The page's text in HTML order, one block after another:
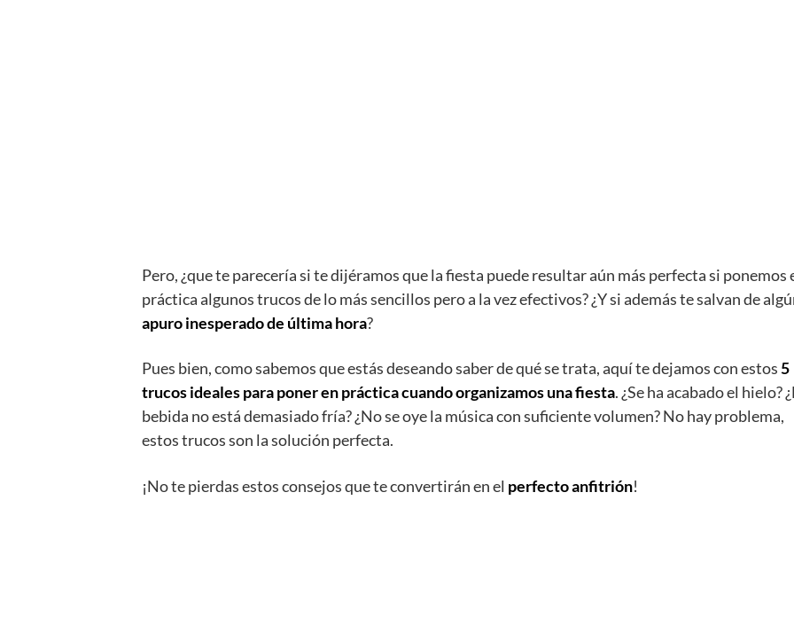
Pero, ¿que te parecería si te dijéramos que la fiesta puede resultar aún más perfecta si ponemos
práctica algunos trucos de lo más sencillos pero a la vez efectivos? ¿Y si además te salvan de
apuro inesperado de última hora?
Pues bien, como sabemos que estás deseando saber de qué se trata, aquí te dejamos con estos5
trucos ideales para poner en práctica cuando organizamos una fiesta. ¿Se ha acabado el hielo?
bebida no está demasiado fría? ¿No se oye la música con suficiente volumen? No hay problema,
estos trucos son la solución perfecta.
¡No te pierdas estos consejos que te convertirán en el perfecto anfitrión!